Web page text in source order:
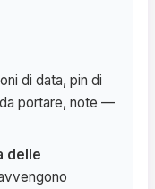
di data, pin di
portare, note —
delle